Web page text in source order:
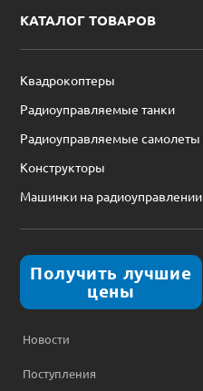
КАТАЛОГ ТОВАРОВ
Квадрокоптеры
Радиоуправляемые танки
Радиоуправляемые самолеты
Конструкторы
Машинки на радиоуправлении
Получить лучшие
цены
Новости
Поступления